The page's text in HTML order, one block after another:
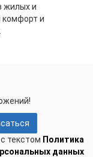
жилых и
комфорт и
текстом Политика
данных